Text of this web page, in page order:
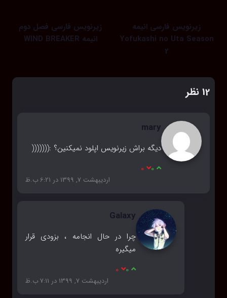
زیرنویس فارسی انیمه
Yofukashi no Uta Season
2
زیرنویس فارسی فصل دوم
انیمه WIND BREAKER
‫12 نظر
mary
دیگه براش زیرنویس اپلود نمیکنین؟ :(((((((
0
0
اردیبهشت 7, 1399 در 6:21 ب.ظ
Galaxy
چرا در حال انجامه ، بزودی قرار
میگیره
0
0
اردیبهشت 7, 1399 در 7:11 ب.ظ